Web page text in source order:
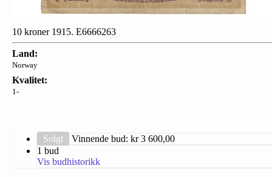
10 kroner 1915. E6666263
Land:
Norway
Kvalitet:
1-
Solgt Vinnende bud: kr3 600,00
1 bud
Vis budhistorikk